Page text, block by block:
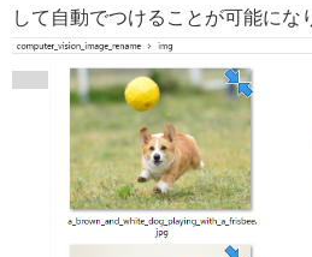
して自動でつけることが可能にな